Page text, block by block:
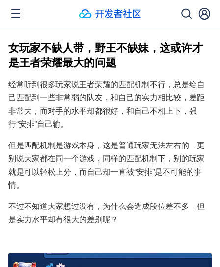
女玩家不缺人带，野王不缺妹，这或许才
是王者荣耀最大的问题
经常听到很多玩家说王者荣耀的匹配机制不行，总是给自
己匹配到一些非常弱的队友，和自己的实力相比较，差距
非常大，而对手的水平却都很好，和自己不相上下，强
行“安排”自己输。
但是匹配机制是游戏本身，这是普通玩家无法左右的，更
别说大家都在同一个游戏，同样的匹配机制下，别的玩家
就是可以轻松上分，而自己却一直被“安排”是不可能的事
情。
不过不知道大家想过没有，为什么会造成段位差不多，但
是实力水平却有很大的差别呢？